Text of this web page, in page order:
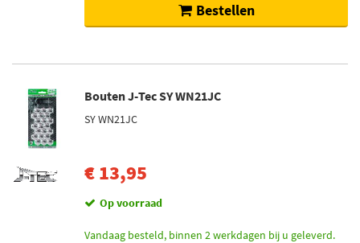
Bestellen
Bouten J-Tec SY WN21JC
SY WN21JC
€ 13,95
Op voorraad
Vandaag besteld, binnen 2 werkdagen bij u geleverd.